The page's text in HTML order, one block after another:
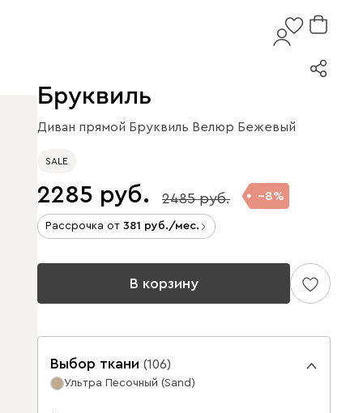
Бруквиль
Диван прямой Бруквиль Велюр Бежевый
SALE
2285 2485 8
Рассрочка от 381 /мес.
В корзину
Выбор ткани (106)
Ультра Песочный (Sand)